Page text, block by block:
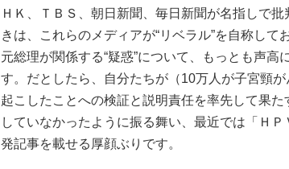
ＨＫ、ＴＢＳ、朝日新聞、毎日新聞が名指しで
きは、これらのメディアが“リベラル”を自称し
元総理が関係する“疑惑”について、もっとも声
す。だとしたら、自分たちが（10万人が子宮頸
起こしたことへの検証と説明責任を率先して果
していなかったように振る舞い、最近では「Ｈ
発記事を載せる厚顔ぶりです。